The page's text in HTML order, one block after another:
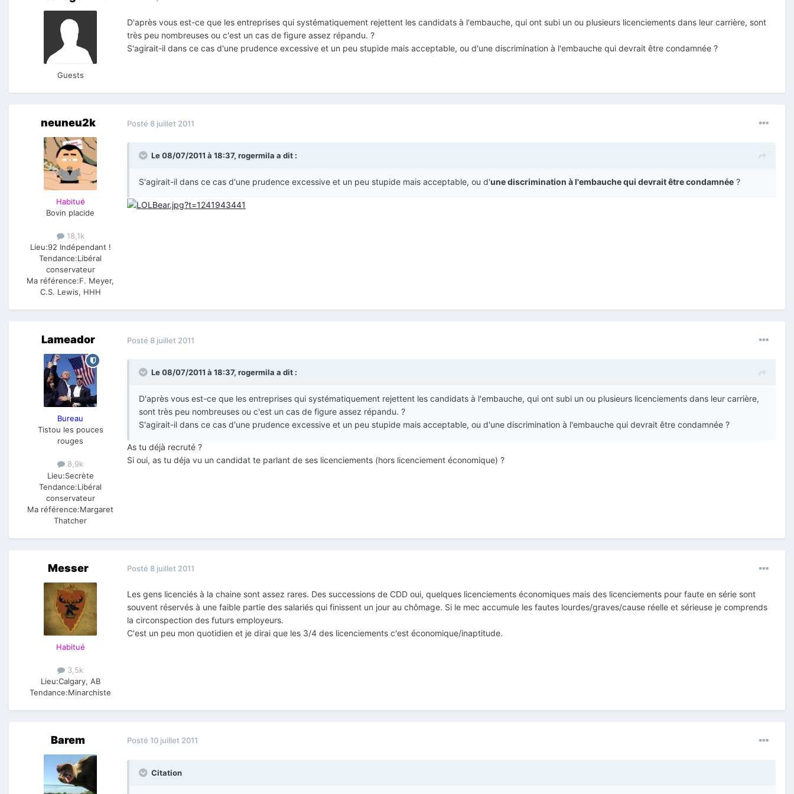
Guests
D'après vous est-ce que les entreprises qui systématiquement rejettent les candidats à l'embauche, qui ont subi un ou plusieurs licenciements dans leur carrière, sont
très peu nombreuses ou c'est un cas de figure assez répandu. ?
S'agirait-il dans ce cas d'une prudence excessive et un peu stupide mais acceptable, ou d'une discrimination à l'embauche qui devrait être condamnée ?
neuneu2k
Habitué
Bovin placide
18,1k
Lieu:92 Indépendant !
Tendance:Libéral
conservateur
Ma référence:F. Meyer,
C.S. Lewis, HHH
Posté 8 juillet 2011
Le 08/07/2011 à 18:37, rogermila a dit :
S'agirait-il dans ce cas d'une prudence excessive et un peu stupide mais acceptable, ou d'une discrimination à l'embauche qui devrait être condamnée ?
Lameador
Bureau
Tistou les pouces
rouges
8,9k
Lieu:Secrète
Tendance:Libéral
conservateur
Ma référence:Margaret
Thatcher
Posté 8 juillet 2011
Le 08/07/2011 à 18:37, rogermila a dit :
D'après vous est-ce que les entreprises qui systématiquement rejettent les candidats à l'embauche, qui ont subi un ou plusieurs licenciements dans leur carrière,
sont très peu nombreuses ou c'est un cas de figure assez répandu. ?
S'agirait-il dans ce cas d'une prudence excessive et un peu stupide mais acceptable, ou d'une discrimination à l'embauche qui devrait être condamnée ?
As tu déjà recruté ?
Si oui, as tu déja vu un candidat te parlant de ses licenciements (hors licenciement économique) ?
Messer
Habitué
3,5k
Lieu:Calgary, AB
Tendance:Minarchiste
Posté 8 juillet 2011
Les gens licenciés à la chaine sont assez rares. Des successions de CDD oui, quelques licenciements économiques mais des licenciements pour faute en série sont
souvent réservés à une faible partie des salariés qui finissent un jour au chômage. Si le mec accumule les fautes lourdes/graves/cause réelle et sérieuse je comprends
la circonspection des futurs employeurs.
C'est un peu mon quotidien et je dirai que les 3/4 des licenciements c'est économique/inaptitude.
Barem Posté 10 juillet 2011
Citation